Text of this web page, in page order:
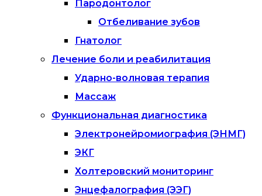
Пародонтолог
Отбеливание зубов
Гнатолог
Лечение боли и реабилитация
Ударно-волновая терапия
Массаж
Функциональная диагностика
Электронейромиография (ЭНМГ)
ЭКГ
Холтеровский мониторинг
Энцефалография (ЭЭГ)